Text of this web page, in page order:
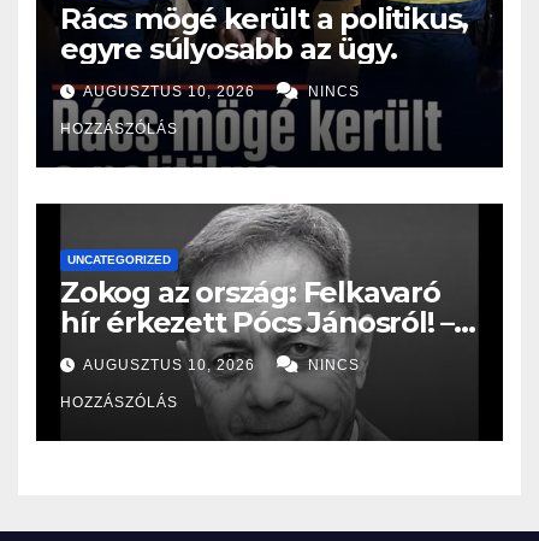
Rács mögé került a politikus,
egyre súlyosabb az ügy.
AUGUSZTUS 10, 2026 NINCS
HOZZÁSZÓLÁS
UNCATEGORIZED
Zokog az ország: Felkavaró
hír érkezett Pócs Jánosról! –
Most jelentették be:
AUGUSZTUS 10, 2026 NINCS
HOZZÁSZÓLÁS